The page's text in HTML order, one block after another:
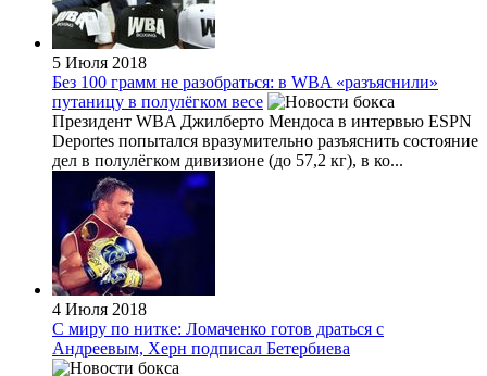
5 Июля 2018
Без 100 грамм не разобраться: в WBA «разъяснили»
путаницу в полулёгком весе
Президент WBA Джилберто Мендоса в интервью ESPN
Deportes попытался вразумительно разъяснить состояние
дел в полулёгком дивизионе (до 57,2 кг), в ко...
4 Июля 2018
С миру по нитке: Ломаченко готов драться с
Андреевым, Херн подписал Бетербиева